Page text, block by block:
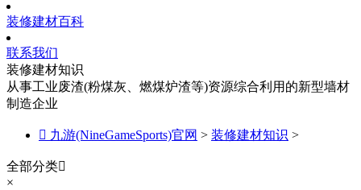
装修建材百科
联系我们
装修建材知识
从事工业废渣(粉煤灰、燃煤炉渣等)资源综合利用的新型墙材
制造企业
 九游(NineGameSports)官网 > 装修建材知识 >
全部分类
×